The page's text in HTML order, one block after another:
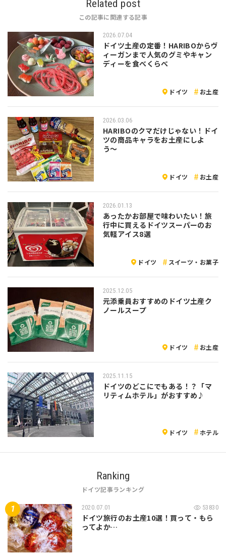
Related post
この記事に関連する記事
2026.07.04
ドイツ土産の定番！HARIBOからヴ
ィーガンまで人気のグミやキャン
ディーを食べくらべ
ドイツ お土産
2026.03.06
HARIBOのクマだけじゃない！ドイ
ツの商品キャラをお土産にしよ
う〜
ドイツ お土産
2026.01.13
あったかお部屋で味わいたい！旅
行中に買えるドイツスーパーのお
気軽アイス8選
ドイツ スイーツ・お菓子
2025.12.05
元添乗員おすすめのドイツ土産ク
ノールスープ
ドイツ お土産
2025.11.15
ドイツのどこにでもある！？「マ
リティムホテル」がおすすめ♪
ドイツ ホテル
Ranking
ドイツ記事ランキング
2020.07.01 53830
ドイツ旅行のお土産10選！買って・もら
ってよか…